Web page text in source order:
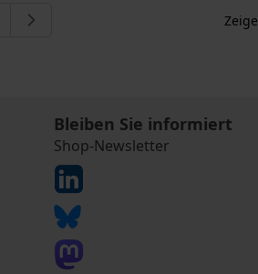
Zeige
Bleiben Sie informiert
Shop-Newsletter